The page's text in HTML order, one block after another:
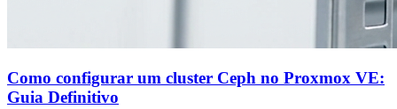
Como configurar um cluster Ceph no Proxmox VE:
Guia Definitivo